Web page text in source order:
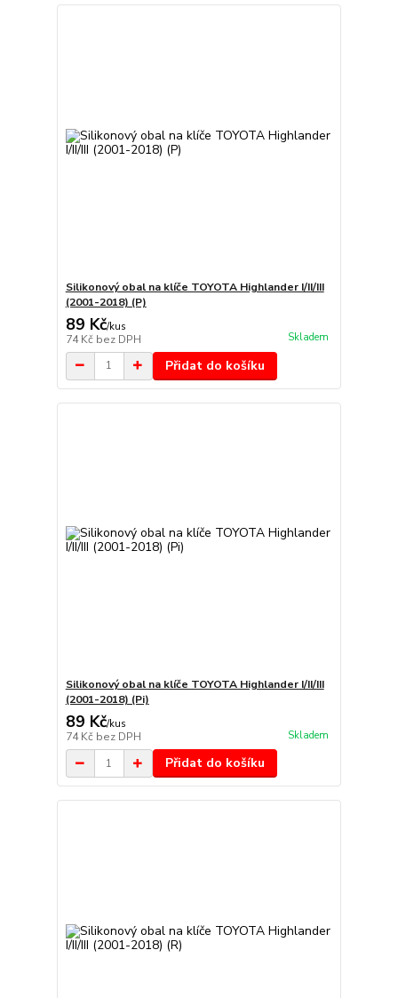
Silikonový obal na klíče TOYOTA Highlander I/II/III
(2001-2018) (P)
89 Kč/kus
74 Kč bez DPH Skladem
Přidat do košíku
Silikonový obal na klíče TOYOTA Highlander I/II/III
(2001-2018) (Pi)
89 Kč/kus
74 Kč bez DPH Skladem
Přidat do košíku